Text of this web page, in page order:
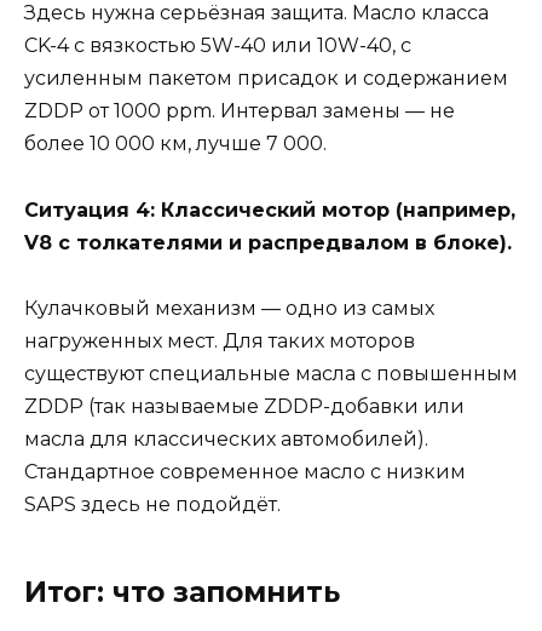
Здесь нужна серьёзная защита. Масло класса
CK-4 с вязкостью 5W-40 или 10W-40, с
усиленным пакетом присадок и содержанием
ZDDP от 1000 ppm. Интервал замены — не
более 10 000 км, лучше 7 000.
Ситуация 4: Классический мотор (например,
V8 с толкателями и распредвалом в блоке).
Кулачковый механизм — одно из самых
нагруженных мест. Для таких моторов
существуют специальные масла с повышенным
ZDDP (так называемые ZDDP-добавки или
масла для классических автомобилей).
Стандартное современное масло с низким
SAPS здесь не подойдёт.
Итог: что запомнить